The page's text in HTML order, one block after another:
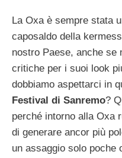
La Oxa è sempre stata
caposaldo della
nostro Paese, anche se
critiche per i suoi look
dobbiamo aspettarci in
Festival di Sanremo?
perché intorno alla Oxa
di generare ancor più
un assaggio solo poche